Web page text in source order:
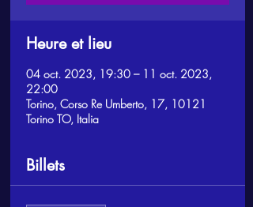
Heure et lieu
04 oct. 2023, 19:30 – 11 oct. 2023,
22:00
Torino, Corso Re Umberto, 17, 10121
Torino TO, Italia
Billets